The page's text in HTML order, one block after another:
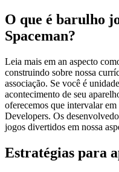
O que é barulho
Spaceman?
Leia mais em an aspecto
construindo sobre nossa
associação. Se você é
acontecimento de seu
oferecemos que intervalar
Developers. Os
jogos divertidos em nossa
Estratégias para